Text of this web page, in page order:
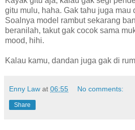
gitu mulu, haha. Gak tahu juga mau
Soalnya model rambut sekarang
beranilah, takut gak cocok sama
mood, hihi.
Kalau kamu, dandan juga gak di
Enny Law at 06:55 No comments:
Share